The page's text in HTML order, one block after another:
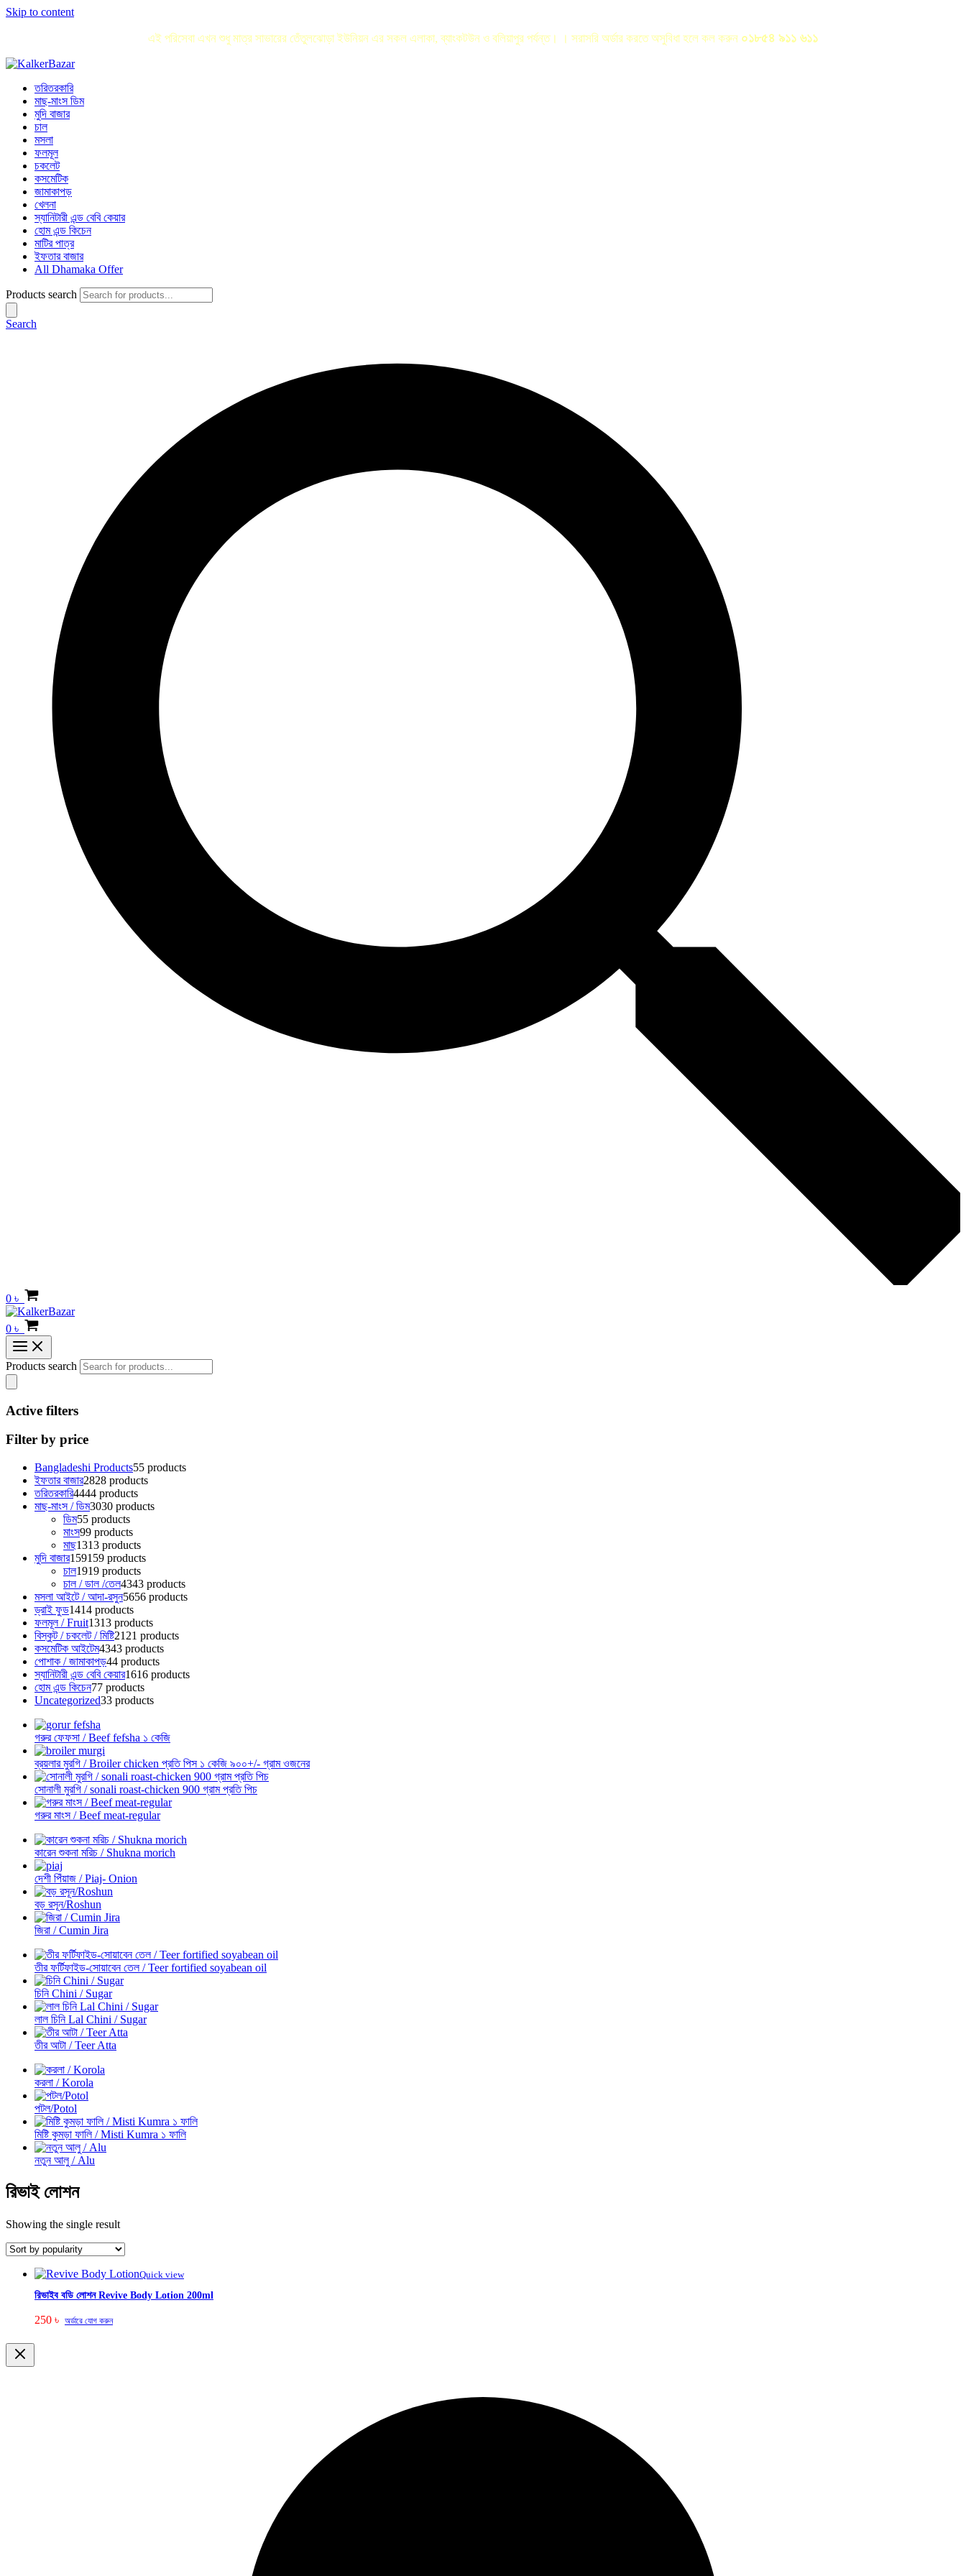
Skip to content
এই পরিসেবা এখন শুধু মাত্র সাভারের তেঁতুলঝোড়া ইউনিয়ন এর সকল এলাকা, ব্যাংকটউন ও বলিয়াপুর পর্যন্ত। । সরাসরি অর্ডার করতে অসুবিধা হলে কল করুন ০১৮৫৪ ৯১১ ৬১১
তরিতরকারি
মাছ-মাংস ডিম
মুদি বাজার
চাল
মসলা
ফলমূল
চকলেট
কসমেটিক
জামাকাপড়
খেলনা
স্যানিটারী এন্ড বেবি কেয়ার
হোম এন্ড কিচেন
মাটির পাত্র
ইফতার বাজার
All Dhamaka Offer
Products search
Search
0 ৳
0 ৳
Products search
Active filters
Filter by price
Bangladeshi Products55 products
ইফতার বাজার2828 products
তরিতরকারি4444 products
মাছ-মাংস / ডিম3030 products
ডিম55 products
মাংস99 products
মাছ1313 products
মুদি বাজার159159 products
চাল1919 products
চাল / ডাল /তেল4343 products
মসলা আইটে / আদা-রসুন5656 products
ড্রাই ফুড1414 products
ফলমূল / Fruit1313 products
বিস্কুট / চকলেট / মিষ্টি21 21 products
কসমেটিক আইটেম4343 products
পোশাক / জামাকাপড়44 products
স্যানিটারী এন্ড বেবি কেয়ার1616 products
হোম এন্ড কিচেন77 products
Uncategorized33 products
গরুর ফেফসা / Beef fefsha ১ কেজি
ব্রয়লার মুরগি / Broiler chicken প্রতি পিস ১ কেজি ৯০০+/- গ্রাম ওজনের
সোনালী মুরগি / sonali roast-chicken 900 গ্রাম প্রতি পিচ
গরুর মাংস / Beef meat-regular
কারেন শুকনা মরিচ / Shukna morich
দেশী পিঁয়াজ / Piaj- Onion
বড় রসূন/Roshun
জিরা / Cumin Jira
তীর ফর্টিফাইড-সোয়াবেন তেল / Teer fortified soyabean oil
চিনি Chini / Sugar
লাল চিনি Lal Chini / Sugar
তীর আটা / Teer Atta
করলা / Korola
পটল/Potol
মিষ্টি কুমড়া ফালি / Misti Kumra ১ ফালি
নতুন আলু / Alu
রিভাই লোশন
Showing the single result
Quick view
রিভাইব বডি লোশন Revive Body Lotion 200ml
250 ৳ অর্ডারে যোগ করুন